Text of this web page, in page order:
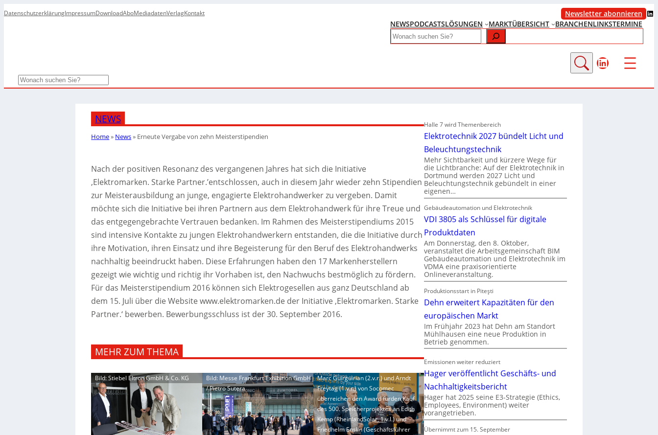
DatenschutzerklärungImpressumDownloadAboMediadatenVerlagKontakt Newsletter abonnieren LinkedIn
NEWSPODCASTSLÖSUNGEN MARKTÜBERSICHT BRANCHENLINKSTERMINE
Search
LinkedIn
Search
NEWS
Home» News» Erneute Vergabe von zehn Meisterstipendien
Nach der positiven Resonanz des vergangenen Jahres hat sich die Initiative
‚Elektromarken. Starke Partner.’entschlossen, auch in diesem Jahr wieder zehn Stipendien
zur Meisterausbildung an junge, engagierte Elektrohandwerker zu vergeben. Damit
möchte sich die Initiative bei ihren Partnern aus dem Elektrohandwerk für ihre Treue und
das entgegengebrachte Vertrauen bedanken. Im Rahmen des Meisterstipendiums 2015
sind intensive Kontakte zu jungen Elektrohandwerkern entstanden, die die Initiative durch
ihre Motivation, ihren Einsatz und ihre Begeisterung für den Beruf des Elektrohandwerks
nachhaltig beeindruckt haben. Diese Erfahrungen haben den 17 Markenherstellern
gezeigt wie wichtig und richtig ihr Vorhaben ist, den Nachwuchs bestmöglich zu fördern.
Für das Meisterstipendium 2016 können sich Elektrogesellen aus ganz Deutschland ab
dem 15. Juli über die Website www.elektromarken.de der Initiative ‚Elektromarken. Starke
Partner.‘ bewerben. Bewerbungsschluss ist der 30. September 2016.
MEHR ZUM THEMA
Bild: Stiebel Eltron GmbH & Co. KG
Bild: Messe Frankfurt Exhibition GmbH
/ Pietro Sutera
Marc Guirguirian (2.v.r.) und Arndt
Freytag (1.v.r.) von Socomec
überreichen den Award fürden Kauf
des 500. Speicherprojektes an Edith
Kemp (RheinlandSolar, 1.v.l.) und
Friedhelm Enslin (Geschäftsführer
Halle 7 wird Themenbereich
Elektrotechnik 2027 bündelt Licht und
Beleuchtungstechnik
Mehr Sichtbarkeit und kürzere Wege für
die Lichtbranche: Auf der Elektrotechnik in
Dortmund werden 2027 Licht und
Beleuchtungstechnik gebündelt in einer
eigenen…
Gebäudeautomation und Elektrotechnik
VDI 3805 als Schlüssel für digitale
Produktdaten
Am Donnerstag, den 8. Oktober,
veranstaltet die Arbeitsgemeinschaft BIM
Gebäudeautomation und Elektrotechnik im
VDMA eine praxisorientierte
Onlineveranstaltung.
Produktionsstart in Piteşti
Dehn erweitert Kapazitäten für den
europäischen Markt
Im Frühjahr 2023 hat Dehn am Standort
Mühlhausen eine neue Produktion in
Betrieb genommen.
Emissionen weiter reduziert
Hager veröffentlicht Geschäfts- und
Nachhaltigkeitsbericht
Hager hat 2025 seine E3-Strategie (Ethics,
Employees, Environment) weiter
vorangetrieben.
Übernimmt zum 15. September